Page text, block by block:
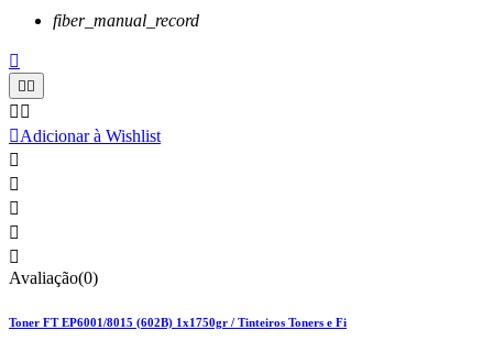
fiber_manual_record


 
Adicionar à Wishlist





Avaliação(0)
Toner FT EP6001/8015 (602B) 1x1750gr / Tinteiros Toners e Fi